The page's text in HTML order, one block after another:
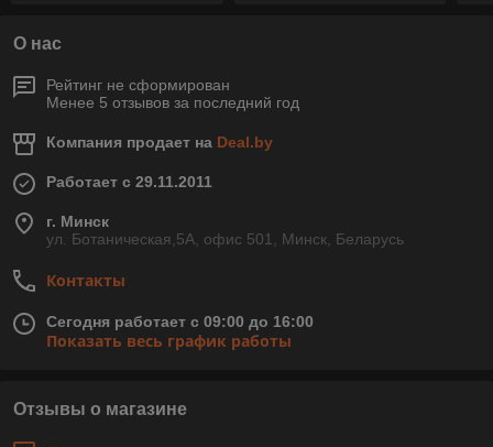
О нас
Рейтинг не сформирован
Менее 5 отзывов за последний год
Компания продает на Deal.by
Работает с 29.11.2011
г. Минск
ул. Ботаническая,5А, офис 501, Минск, Беларусь
Контакты
Сегодня работает с 09:00 до 16:00
Показать весь график работы
Отзывы о магазине